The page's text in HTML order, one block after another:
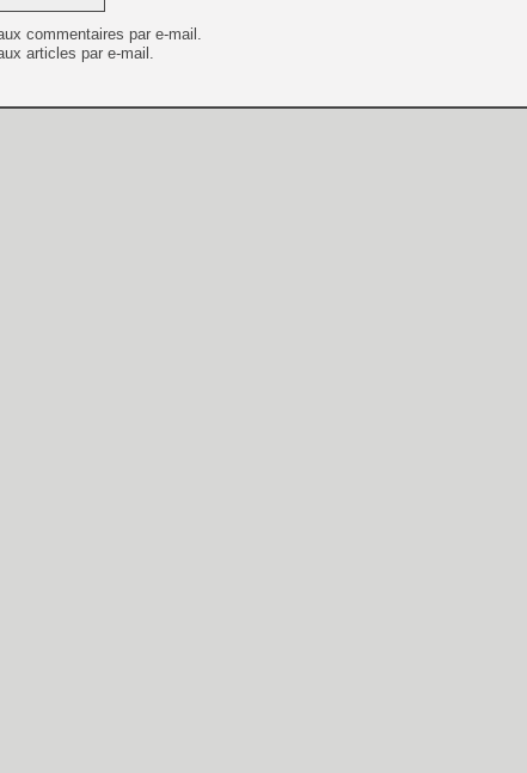
[GK] Suikoden Star Leap
[Mo5] La mini borne
commentaires par e-mail.
articles par e-mail.